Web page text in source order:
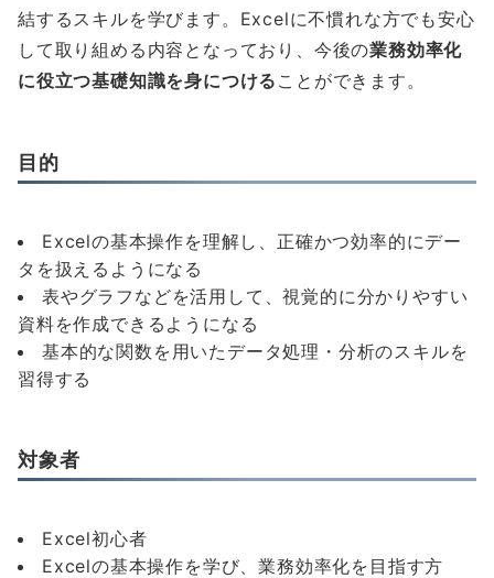
結するスキルを学びます。Excelに不慣れな方でも安心
して取り組める内容となっており、今後の業務効率化
に役立つ基礎知識を身につける ことができます。
目的
Excelの基本操作を理解し、正確かつ効率的にデー
タを扱えるようになる
表やグラフなどを活用して、視覚的に分かりやすい
資料を作成できるようになる
基本的な関数を用いたデータ処理・分析のスキルを
習得する
対象者
Excel初心者
Excelの基本操作を学び、業務効率化を目指す方